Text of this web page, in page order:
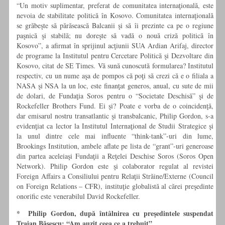
“Un motiv suplimentar, preferat de comunitatea internaţională, este
nevoia de stabilitate politică în Kosovo. Comunitatea internaţională
se grăbeşte să părăsească Balcanii şi să îi prezinte ca pe o regiune
paşnică şi stabilă; nu doreşte să vadă o nouă criză politică în
Kosovo”, a afirmat în sprijinul acţiunii SUA Ardian Arifaj, director
de programe la Institutul pentru Cercetare Politică şi Dezvoltare din
Kosovo, citat de SE Times. Vă sună cunoscută formularea? Institutul
respectiv, cu un nume aşa de pompos că poţi să crezi că e o filiala a
NASA şi NSA la un loc, este finanţat generos, anual, cu sute de mii
de dolari, de Fundaţia Soros pentru o “Societate Deschisă” şi de
Rockefeller Brothers Fund. Ei şi? Poate e vorba de o coincidenţă,
dar emisarul nostru transatlantic şi transbalcanic, Philip Gordon, s-a
evidenţiat ca lector la Institutul Internaţional de Studii Strategice şi
la unul dintre cele mai influente “think-tank”-uri din lume,
Brookings Institution, ambele aflate pe lista de “grant”-uri generoase
din partea aceleiaşi Fundaţii a Reţelei Deschise Soros (Soros Open
Network). Philip Gordon este şi colaborator regulat al revistei
Foreign Affairs a Consiliului pentru Relaţii Străine/Externe (Council
on Foreign Relations – CFR), instituţie globalistă al cărei preşedinte
onorific este venerabilul David Rockefeller.
* Philip Gordon, după întâlnirea cu preşedintele suspendat